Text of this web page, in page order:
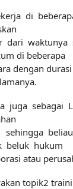
di
dari waktunya
di beberapa
dengan
juga sebagai
sehingga
beluk hukum
atau
topik2